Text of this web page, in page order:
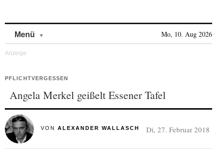
Menü Mo, 10. Aug 2026
PFLICHTVERGESSEN
Angela Merkel geißelt Essener Tafel
VON ALEXANDER WALLASCH Di, 27. Februar 2018